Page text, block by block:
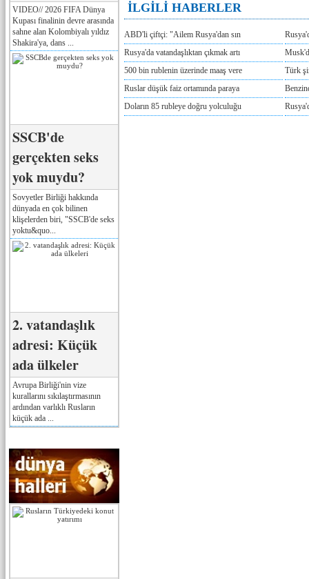
VIDEO// 2026 FIFA Dünya
Kupası finalinin devre arasında
sahne alan Kolombiyalı yıldız
Shakira'ya, dans ...
SSCB'de
gerçekten seks
yok muydu?
Sovyetler Birliği hakkında
dünyada en çok bilinen
klişelerden biri, "SSCB'de seks
yoktu&quo...
2. vatandaşlık
adresi: Küçük
ada ülkeler
Avrupa Birliği'nin vize
kurallarını sıkılaştırmasının
ardından varlıklı Rusların
küçük ada ...
İLGİLİ HABERLER
ABD'li çiftçi: "Ailem Rusya'dan sın
Rusya'da vatandaşlıktan çıkmak artı
500 bin rublenin üzerinde maaş vere
Türk
Ruslar düşük faiz ortamında paraya
Doların 85 rubleye doğru yolculuğu